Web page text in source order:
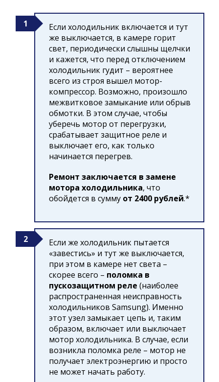
Если холодильник включается и тут
же выключается, в камере горит
свет, периодически слышны щелчки
и кажется, что перед отключением
холодильник гудит – вероятнее
всего из строя вышел мотор-
компрессор. Возможно, произошло
межвитковое замыкание или обрыв
обмотки. В этом случае, чтобы
уберечь мотор от перегрузки,
срабатывает защитное реле и
выключает его, как только
начинается перегрев.
Ремонт заключается в замене
мотора холодильника, что
обойдется в сумму от 2400 рублей.*
Если же холодильник пытается
«завестись» и тут же выключается,
при этом в камере нет света –
скорее всего – поломка в
пускозащитном реле (наиболее
распространенная неисправность
холодильников Samsung). Именно
этот узел замыкает цепь и, таким
образом, включает или выключает
мотор холодильника. В случае, если
возникла поломка реле – мотор не
получает электроэнергию и просто
не может начать работу.